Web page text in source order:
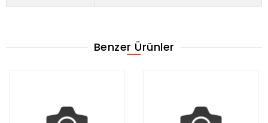
Benzer Ürünler